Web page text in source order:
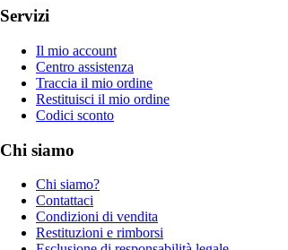
Servizi
Il mio account
Centro assistenza
Traccia il mio ordine
Restituisci il mio ordine
Codici sconto
Chi siamo
Chi siamo?
Contattaci
Condizioni di vendita
Restituzioni e rimborsi